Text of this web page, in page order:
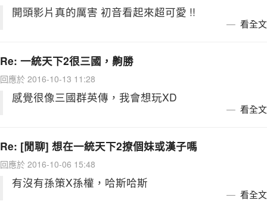
開頭影片真的厲害 初音看起來超可愛 !!
看全文
Re: 一統天下2很三國，齁勝
回應於 2016-10-13 11:28
感覺很像三國群英傳，我會想玩XD
看全文
Re: [閒聊] 想在一統天下2撩個妹或漢子嗎
回應於 2016-10-06 15:48
有沒有孫策X孫權，哈斯哈斯
看全文